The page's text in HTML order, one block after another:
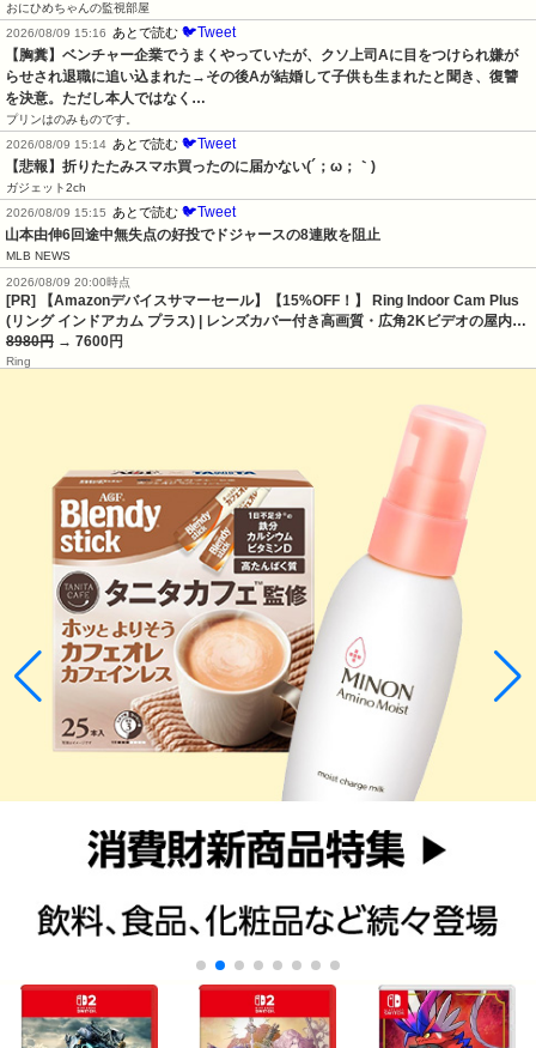
おにひめちゃんの監視部屋
2026/08/09 15:16
あとで読む 🐦Tweet
【胸糞】ベンチャー企業でうまくやっていたが、クソ上司Aに目をつけられ嫌が
らせされ退職に追い込まれた→その後Aが結婚して子供も生まれたと聞き、復讐
を決意。ただし本人ではなく…
プリンはのみものです。
2026/08/09 15:14 あとで読む 🐦Tweet
【悲報】折りたたみスマホ買ったのに届かない(´；ω；｀)
ガジェット2ch
2026/08/09 15:15
あとで読む 🐦Tweet
山本由伸6回途中無失点の好投でドジャースの8連敗を阻止
MLB NEWS
2026/08/09 20:00時点
[PR] 【Amazonデバイスサマーセール】【15%OFF！】 Ring Indoor Cam Plus
(リング インドアカム プラス) | レンズカバー付き高画質・広角2Kビデオの屋内…
8980円 → 7600円
Ring